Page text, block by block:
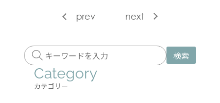
prev next
検索
Category
カテゴリー